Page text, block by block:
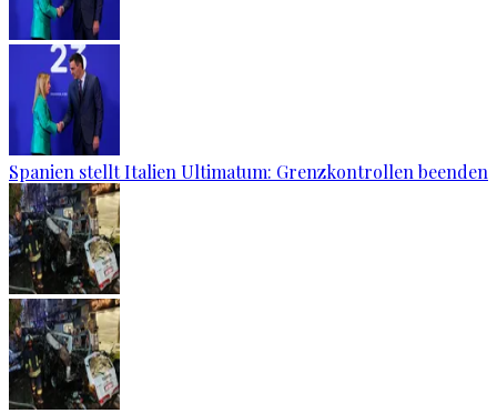
Spanien stellt Italien Ultimatum: Grenzkontrollen beenden